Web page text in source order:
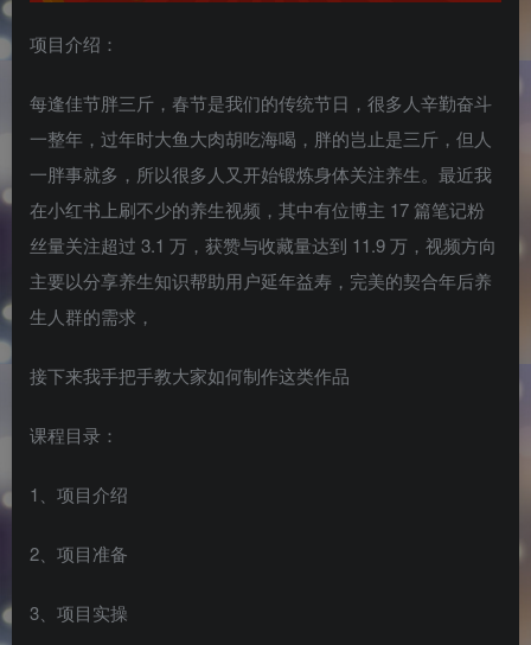
项目介绍：
每逢佳节胖三斤，春节是我们的传统节日，很多人辛勤奋斗
一整年，过年时大鱼大肉胡吃海喝，胖的岂止是三斤，但人
一胖事就多，所以很多人又开始锻炼身体关注养生。最近我
在小红书上刷不少的养生视频，其中有位博主 17 篇笔记粉
丝量关注超过 3.1 万，获赞与收藏量达到 11.9 万，视频方向
主要以分享养生知识帮助用户延年益寿，完美的契合年后养
生人群的需求，
接下来我手把手教大家如何制作这类作品
课程目录：
1、项目介绍
2、项目准备
3、项目实操